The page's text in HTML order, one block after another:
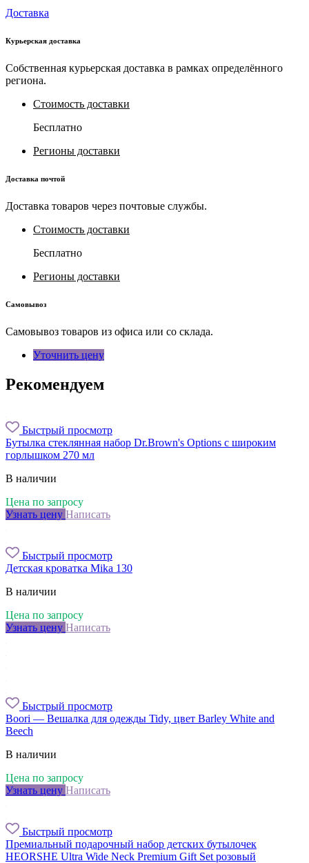
Доставка
Курьерская доставка
Собственная курьерская доставка в рамках определённого
региона.
Стоимость доставки
Бесплатно
Регионы доставки
Доставка почтой
Доставка товаров через почтовые службы.
Стоимость доставки
Бесплатно
Регионы доставки
Самовывоз
Самовывоз товаров из офиса или со склада.
Уточнить цену
Рекомендуем
Быстрый просмотр
Бутылка стеклянная набор Dr.Brown's Options с широким
горлышком 270 мл
В наличии
Цена по запросу
Узнать цену Написать
Быстрый просмотр
Детская кроватка Mika 130
В наличии
Цена по запросу
Узнать цену Написать
Быстрый просмотр
Boori — Вешалка для одежды Tidy, цвет Barley White and
Beech
В наличии
Цена по запросу
Узнать цену Написать
Быстрый просмотр
Премиальный подарочный набор детских бутылочек
HEORSHE Ultra Wide Neck Premium Gift Set розовый